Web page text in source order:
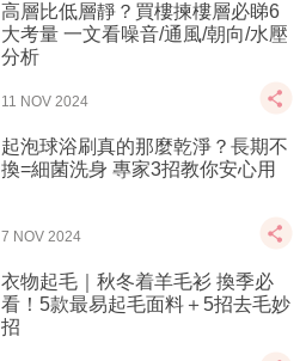
高層比低層靜？買樓揀樓層必睇6
大考量 一文看噪音/通風/朝向/水壓
分析
11 NOV 2024
起泡球浴刷真的那麼乾淨？長期不
換=細菌洗身 專家3招教你安心用
7 NOV 2024
衣物起毛｜秋冬着羊毛衫 換季必
看！5款最易起毛面料＋5招去毛妙
招